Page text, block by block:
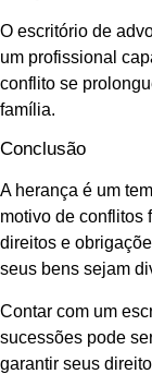
O escritório de
um profissional
conflito se
família.
Conclusão
A herança é um
motivo de conflitos
direitos e
seus bens sejam
Contar com um
sucessões pode
garantir seus